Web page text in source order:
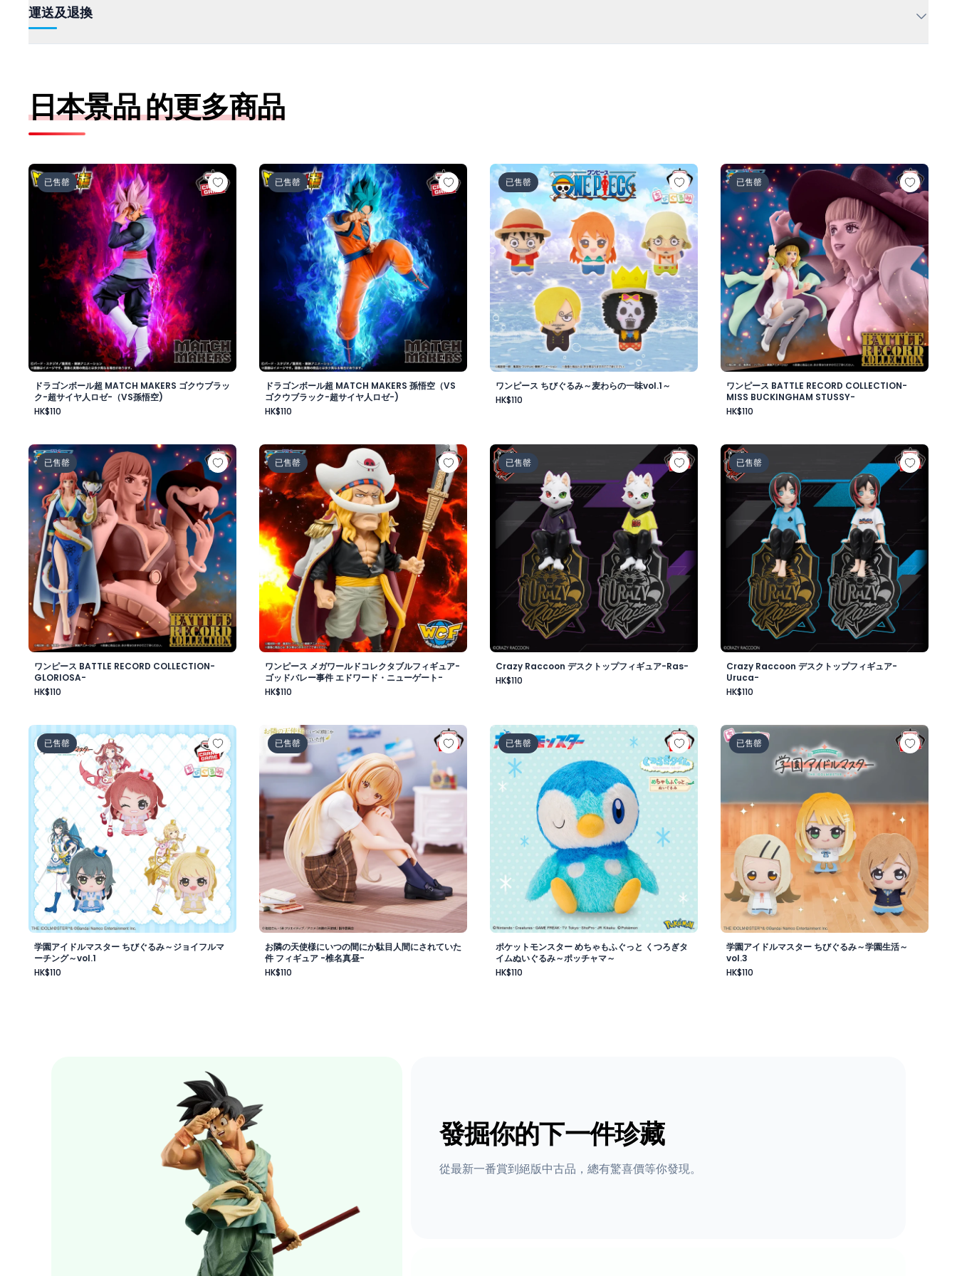
運送及退換
日本景品 的更多商品
ドラゴンボール超 MATCH MAKERS ゴクウブラック-超サイヤ人ロゼ-（VS孫悟空)
已售罄
ドラゴンボール超 MATCH MAKERS ゴクウブラッ
ク-超サイヤ人ロゼ-（VS孫悟空)
HK$110
ドラゴンボール超 MATCH MAKERS 孫悟空（VSゴクウブラック-超サイヤ人ロゼ-)
已售罄
ドラゴンボール超 MATCH MAKERS 孫悟空（VS
ゴクウブラック-超サイヤ人ロゼ-)
HK$110
ワンピース ちびぐるみ～麦わらの一味vol.1～
已售罄
ワンピース ちびぐるみ～麦わらの一味vol.1～
HK$110
ワンピース BATTLE RECORD COLLECTION-
已售罄
ワンピース BATTLE RECORD COLLECTION-
MISS BUCKINGHAM STUSSY-
HK$110
ワンピース BATTLE RECORD COLLECTION-GLORIOSA-
已售罄
ワンピース BATTLE RECORD COLLECTION-
GLORIOSA-
HK$110
ワンピース メガワールドコレクタブルフィギュア-ゴッドバレー事件 エドワード・ニューゲート-
已售罄
ワンピース メガワールドコレクタブルフィギュア-
ゴッドバレー事件 エドワード・ニューゲート-
HK$110
Crazy Raccoon デスクトップフィギュア-Ras-
已售罄
Crazy Raccoon デスクトップフィギュア-Ras-
HK$110
Crazy Raccoon デスクトップフィギュア-
已售罄
Crazy Raccoon デスクトップフィギュア-
Uruca-
HK$110
学園アイドルマスター ちびぐるみ～ジョイフルマーチング～vol.1
已售罄
学園アイドルマスター ちびぐるみ～ジョイフルマ
ーチング～vol.1
HK$110
お隣の天使様にいつの間にか駄目人間にされていた件 フィギュア -椎名真昼-
已售罄
お隣の天使様にいつの間にか駄目人間にされていた
件 フィギュア -椎名真昼-
HK$110
ポケットモンスター めちゃもふぐっと くつろぎタイムぬいぐるみ～ポッチャマ～
已售罄
ポケットモンスター めちゃもふぐっと くつろぎタ
イムぬいぐるみ～ポッチャマ～
HK$110
学園アイドルマスター ちびぐるみ～学園生活
已售罄
学園アイドルマスター ちびぐるみ～学園生活～
vol.3
HK$110
發掘你的下一件珍藏
從最新一番賞到絕版中古品，總有驚喜價等你發現。